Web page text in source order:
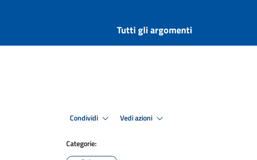
Tutti gli argomenti
Condividi Vedi azioni
Categorie: